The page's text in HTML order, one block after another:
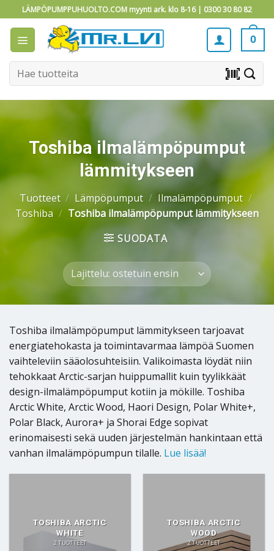
to
content
LÄMPÖPUMPPUHUOLTO.COM myynti ark. klo 8-16 | 0300 30 80 82
0
Etsi: barcode_scanner
Toshiba ilmalämpöpumput
lämmitykseen
Tuotteet / Lämpöpumput / Ilmalämpöpumput /
Toshiba / Toshiba ilmalämpöpumput lämmitykseen
SUODATA
Toshiba ilmalämpöpumput lämmitykseen tarjoavat
energiatehokasta ja toimintavarmaa lämpöä Suomen
vaihteleviin sääolosuhteisiin. Valikoimasta löydät niin
tehokkaat Arctic-sarjan huippumallit kuin tyylikkäät
design-ilmalämpöpumput kotiin ja mökille. Toshiba
Arctic White, Arctic Wood, Haori Design, Polar White+,
Polar Black, Aurora+ ja Shorai Edge sopivat
erinomaisesti sekä uuden järjestelmän hankintaan että
vanhan ilmalämpöpumpun tilalle. Lue lisää!
TOSHIBA ARCTIC
WHITE
2 TUOTTEET
TOSHIBA ARCTIC
WOOD
2 TUOTTEET